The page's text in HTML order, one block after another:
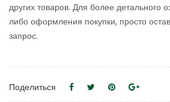
других товаров. Для более детального
либо оформления покупки, просто
запрос.
Поделиться